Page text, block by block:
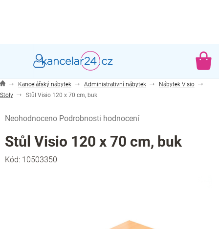
Kancelářský nábytek Administrativní nábytek
Nábytek Visio
Stoly
Stůl Visio 120 x 70 cm, buk
hodnocení
produktu
je
0,0
Neohodnoceno Podrobnosti hodnocení
Stůl Visio 120 x 70 cm, buk
Kód: 10503350